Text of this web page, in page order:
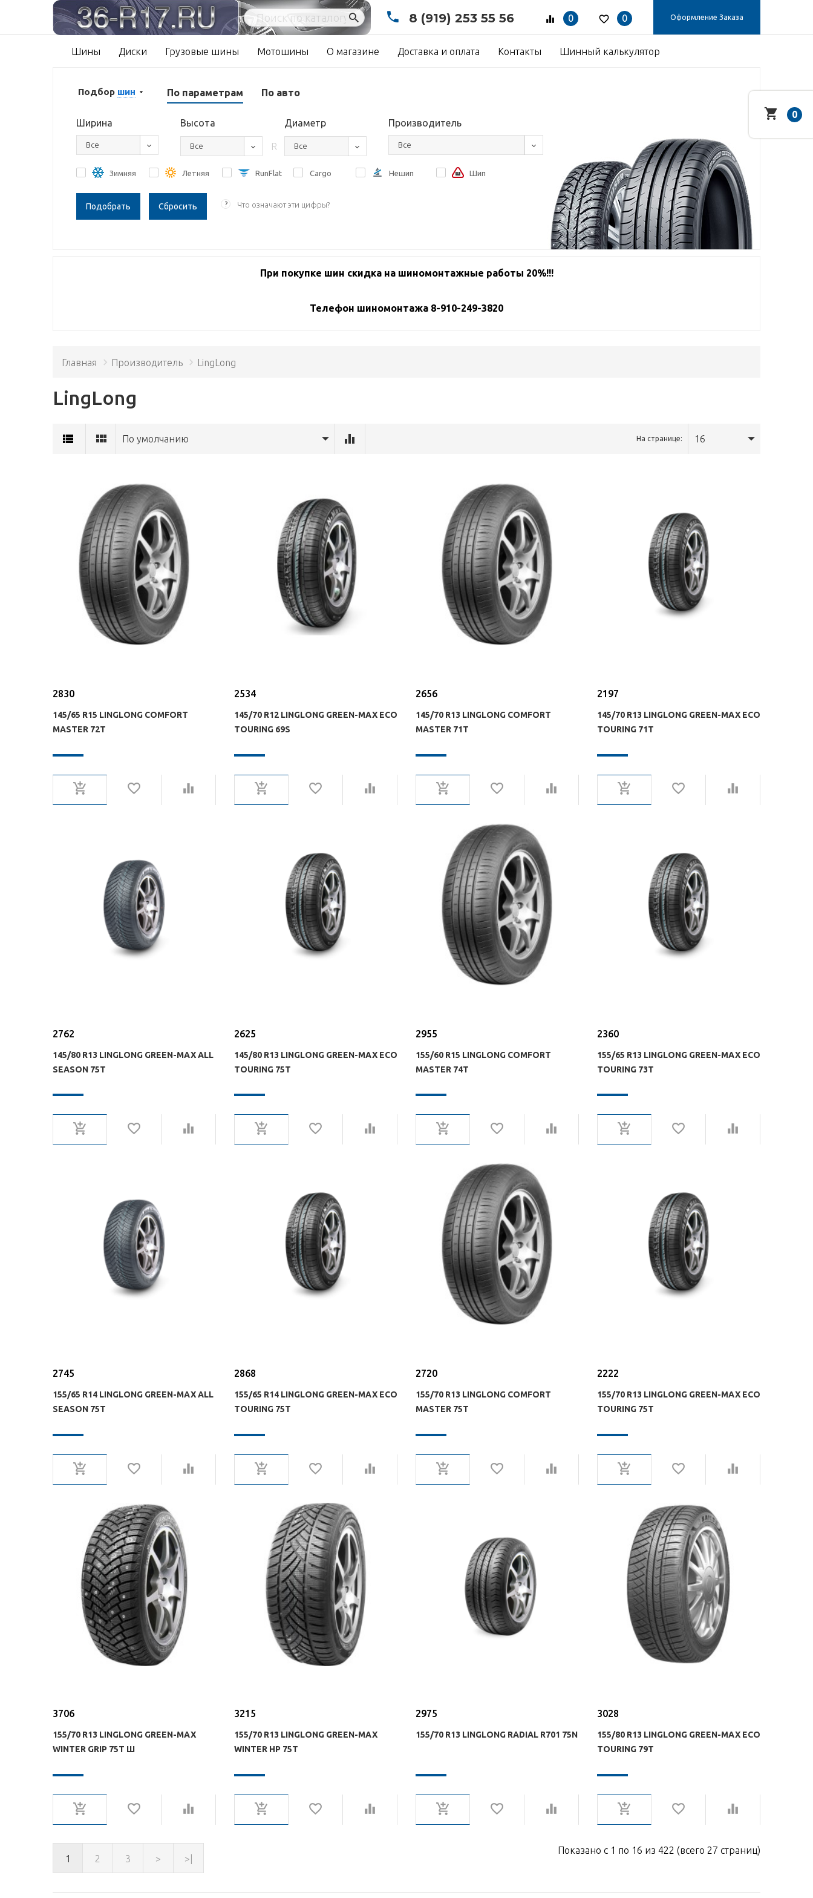
0
0 Оформление Заказа
8 (919) 253 55 56
Шины Диски Грузовые шины Мотошины О магазине Доставка и оплата Контакты Шинный калькулятор
По параметрам По авто
Подбор шин
Ширина
Все
Высота
Все
Диаметр
R Все
Производитель
Все
Зимняя Летняя RunFlat Cargo Нешип Шип
Сбросить ? Что означают эти цифры?
При покупке шин скидка на шиномонтажные работы 20%!!!
Телефон шиномонтажа 8-910-249-3820
Главная Производитель LingLong
LingLong
По умолчанию На странице: 16
2830
145/65 R15 LINGLONG COMFORT
MASTER 72T
2534
145/70 R12 LINGLONG GREEN-MAX ECO
TOURING 69S
2656
145/70 R13 LINGLONG COMFORT
MASTER 71T
2197
145/70 R13 LINGLONG GREEN-MAX ECO
TOURING 71T
2762
145/80 R13 LINGLONG GREEN-MAX ALL
SEASON 75T
2625
145/80 R13 LINGLONG GREEN-MAX ECO
TOURING 75T
2955
155/60 R15 LINGLONG COMFORT
MASTER 74T
2360
155/65 R13 LINGLONG GREEN-MAX ECO
TOURING 73T
2745
155/65 R14 LINGLONG GREEN-MAX ALL
SEASON 75T
2868
155/65 R14 LINGLONG GREEN-MAX ECO
TOURING 75T
2720
155/70 R13 LINGLONG COMFORT
MASTER 75T
2222
155/70 R13 LINGLONG GREEN-MAX ECO
TOURING 75T
3706
155/70 R13 LINGLONG GREEN-MAX
WINTER GRIP 75T Ш
3215
155/70 R13 LINGLONG GREEN-MAX
WINTER HP 75T
2975
155/70 R13 LINGLONG RADIAL R701 75N
3028
155/80 R13 LINGLONG GREEN-MAX ECO
TOURING 79T
1 2 3 > >|
Показано с 1 по 16 из 422 (всего 27 страниц)
0